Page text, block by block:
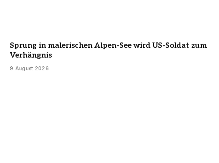
Sprung in malerischen Alpen-See wird US-Soldat zum
Verhängnis
9 August 2026